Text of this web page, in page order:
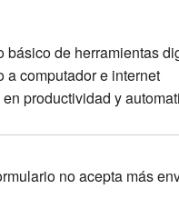
básico de herramientas
a computador e internet
en productividad y
no acepta más